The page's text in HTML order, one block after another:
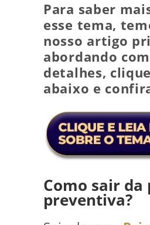
Para saber
esse tema,
nosso artigo
abordando
detalhes,
abaixo e
Como sair da
preventiva?